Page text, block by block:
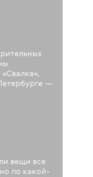
—
вещи все
по какой-